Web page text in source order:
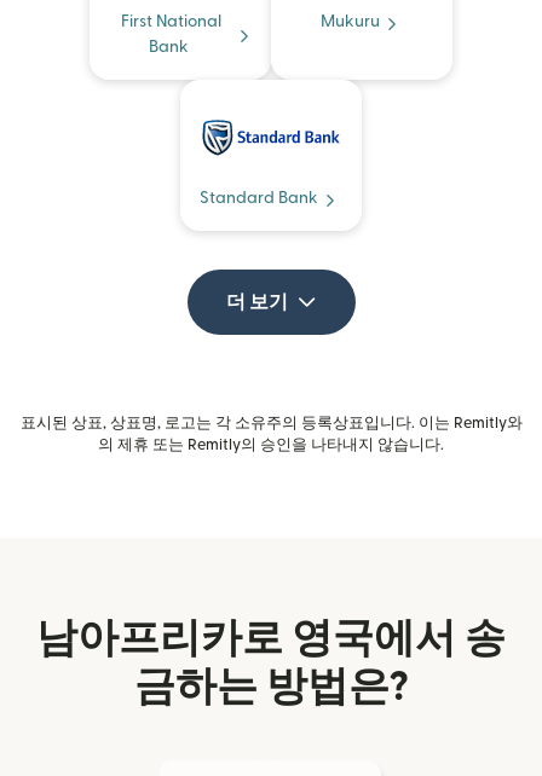
First National
Bank
Mukuru
Standard Bank
더 보기
표시된 상표, 상표명, 로고는 각 소유주의 등록상표입니다. 이는 Remitly와
의 제휴 또는 Remitly의 승인을 나타내지 않습니다.
남아프리카로 영국에서 송
금하는 방법은?